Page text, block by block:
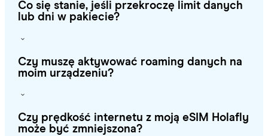
Co się stanie, jeśli przekroczę limit danych
lub dni w pakiecie?
Czy muszę aktywować roaming danych na
moim urządzeniu?
Czy prędkość internetu z moją eSIM Holafly
może być zmniejszona?